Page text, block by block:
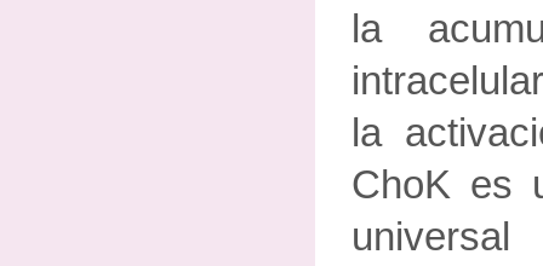
la
la
ChoK es